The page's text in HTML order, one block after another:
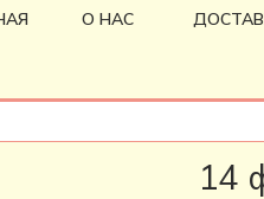
О НАС
14